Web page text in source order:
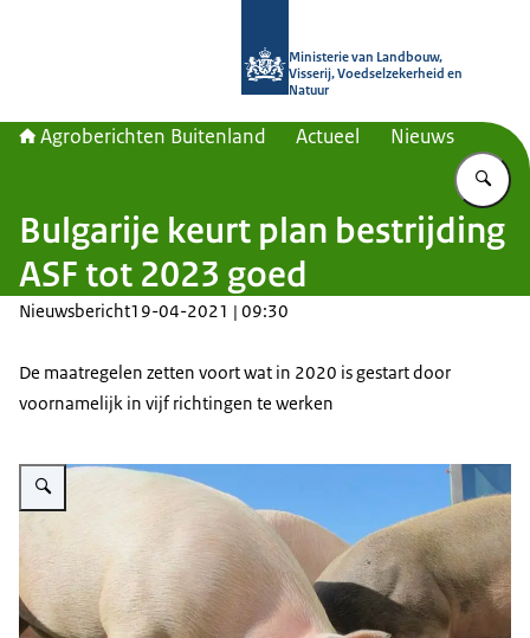
Ministerie van Landbouw,
Visserij, Voedselzekerheid en
Natuur
Agroberichten Buitenland Actueel Nieuws
Bulgarije keurt plan bestrijding
ASF tot 2023 goed
Nieuwsbericht19-04-2021 | 09:30
De maatregelen zetten voort wat in 2020 is gestart door
voornamelijk in vijf richtingen te werken
Vergroot afbeelding Pig Farm